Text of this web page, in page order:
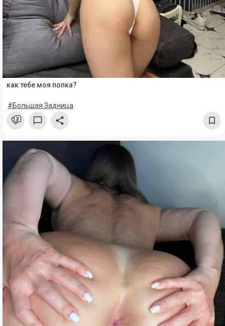
как тебе моя попка?
#Большая Задница
2